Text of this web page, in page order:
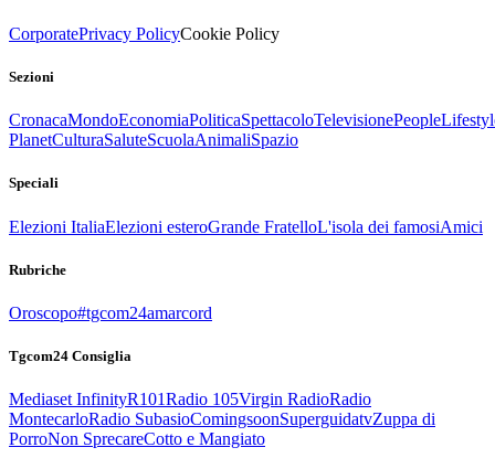
CorporatePrivacy PolicyCookie Policy
Sezioni
CronacaMondoEconomiaPoliticaSpettacoloTelevisionePeople
PlanetCulturaSaluteScuolaAnimaliSpazio
Speciali
Elezioni ItaliaElezioni esteroGrande FratelloL'isola dei famosiAmici
Rubriche
Oroscopo#tgcom24amarcord
Tgcom24 Consiglia
Mediaset InfinityR101Radio 105Virgin RadioRadio
MontecarloRadio SubasioComingsoonSuperguidatvZuppa di
PorroNon SprecareCotto e Mangiato